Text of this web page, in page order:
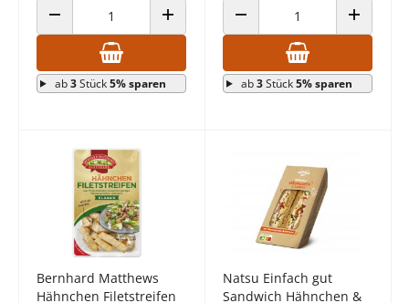
ANZAHL VERRINGERN ANZAHL ERHÖHEN
ab3Stück5% sparen
ANZAHL VERRINGERN ANZAHL
ab3Stück5% sparen
Bernhard Matthews
Hähnchen Filetstreifen
Natsu Einfach gut
Sandwich Hähnchen &